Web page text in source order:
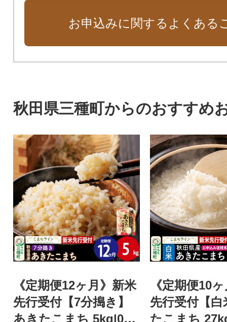
お申込みに関するよくある
秋田県三種町からのおすすめ
《定期便12ヶ月》新米
先行受付【7分搗き】
あきたこまち 5kg|05_
《定期便10
先行受付【
たこまち